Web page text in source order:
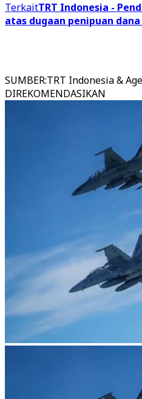
TerkaitTRT Indonesia -
atas dugaan penipuan
SUMBER:TRT Indonesia &
DIREKOMENDASIKAN